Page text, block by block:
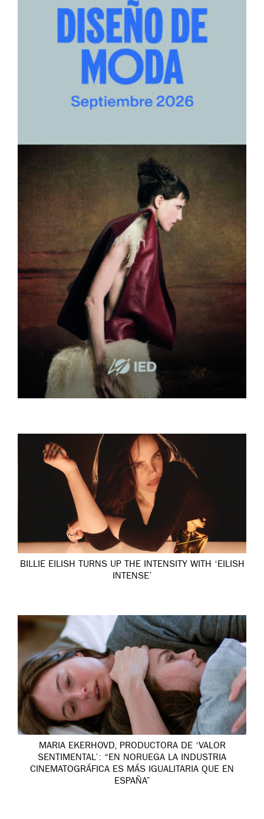
BILLIE EILISH TURNS UP THE INTENSITY WITH ‘EILISH
INTENSE’
MARIA EKERHOVD, PRODUCTORA DE ‘VALOR
SENTIMENTAL’: “EN NORUEGA LA INDUSTRIA
CINEMATOGRÁFICA ES MÁS IGUALITARIA QUE EN
ESPAÑA”